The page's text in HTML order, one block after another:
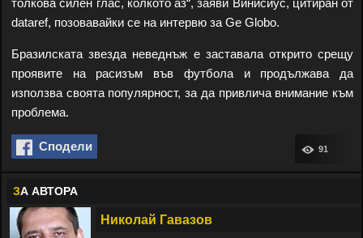
толкова силен глас, колкото аз“, заяви Винисиус, цитиран от
dataref, позовавайки се на интервю за Ge Globo.
Бразилската звезда неведнъж е заставала открито срещу
проявите на расизъм във футбола и продължава да
използва своята популярност, за да привлича внимание към
проблема.
Сподели 91
ЗА АВТОРА
Николай Гавазов